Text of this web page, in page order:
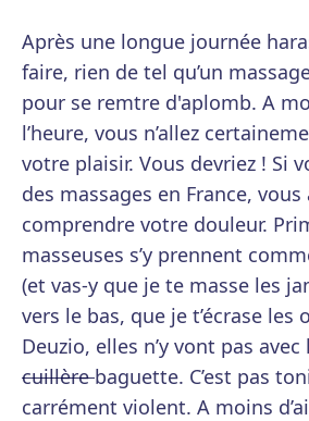
Après une longue journée
faire, rien de tel qu’un
pour se remtre d'aplomb. A
l’heure, vous n’allez
votre plaisir. Vous devriez ! Si
des massages en France,
comprendre votre douleur.
masseuses s’y prennent
(et vas-y que je te masse les
vers le bas, que je t’écrase les
Deuzio, elles n’y vont pas
cuillèrebaguette. C’est pas
carrément violent. A moins